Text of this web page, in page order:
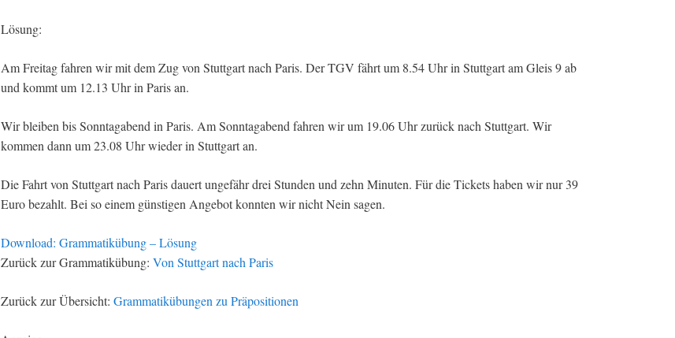
Lösung:
Am Freitag fahren wir mit dem Zug von Stuttgart nach Paris. Der TGV fährt um 8.54 Uhr in Stuttgart am Gleis 9 ab
und kommt um 12.13 Uhr in Paris an.
Wir bleiben bis Sonntagabend in Paris. Am Sonntagabend fahren wir um 19.06 Uhr zurück nach Stuttgart. Wir
kommen dann um 23.08 Uhr wieder in Stuttgart an.
Die Fahrt von Stuttgart nach Paris dauert ungefähr drei Stunden und zehn Minuten. Für die Tickets haben wir nur 39
Euro bezahlt. Bei so einem günstigen Angebot konnten wir nicht Nein sagen.
Download: Grammatikübung – Lösung
Zurück zur Grammatikübung: Von Stuttgart nach Paris
Zurück zur Übersicht: Grammatikübungen zu Präpositionen